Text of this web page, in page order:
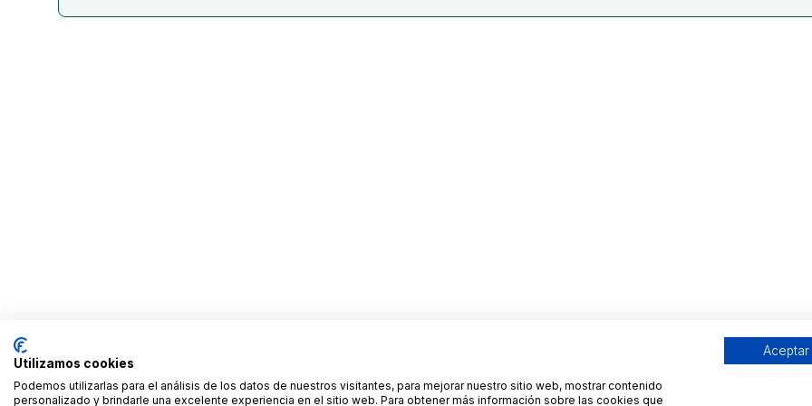
Utilizamos cookies
Podemos utilizarlas para el análisis de los datos de nuestros visitantes, para mejorar nuestro sitio web, mostrar contenido
personalizado y brindarle una excelente experiencia en el sitio web. Para obtener más información sobre las cookies que